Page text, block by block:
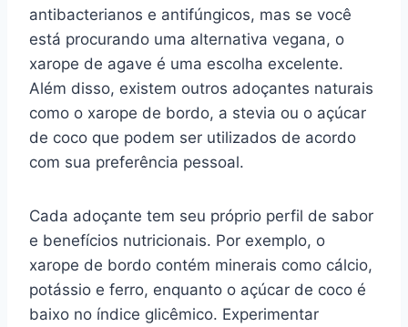
antibacterianos e antifúngicos, mas se você
está procurando uma alternativa vegana, o
xarope de agave é uma escolha excelente.
Além disso, existem outros adoçantes naturais
como o xarope de bordo, a stevia ou o açúcar
de coco que podem ser utilizados de acordo
com sua preferência pessoal.
Cada adoçante tem seu próprio perfil de sabor
e benefícios nutricionais. Por exemplo, o
xarope de bordo contém minerais como cálcio,
potássio e ferro, enquanto o açúcar de coco é
baixo no índice glicêmico. Experimentar